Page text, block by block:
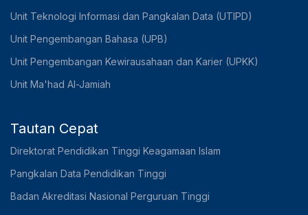
Unit Teknologi Informasi dan Pangkalan Data (UTIPD)
Unit Pengembangan Bahasa (UPB)
Unit Pengembangan Kewirausahaan dan Karier (UPKK)
Unit Ma'had Al-Jamiah
Tautan Cepat
Direktorat Pendidikan Tinggi Keagamaan Islam
Pangkalan Data Pendidikan Tinggi
Badan Akreditasi Nasional Perguruan Tinggi